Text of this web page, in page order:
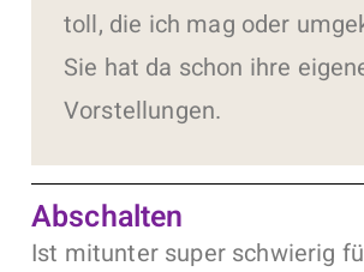
toll, die ich mag oder
Sie hat da schon ihre
Vorstellungen.
Abschalten
Ist mitunter super schwierig